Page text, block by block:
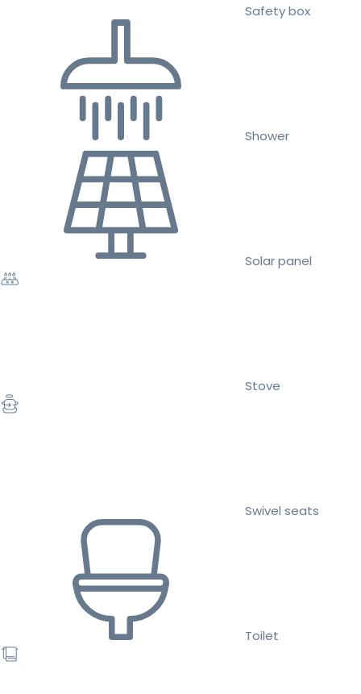
Safety box
Shower
Solar panel
Stove
Swivel seats
Toilet